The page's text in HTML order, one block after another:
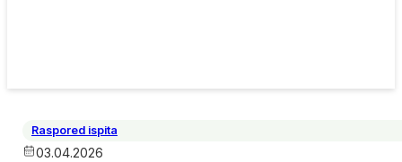
Raspored ispita
03.04.2026